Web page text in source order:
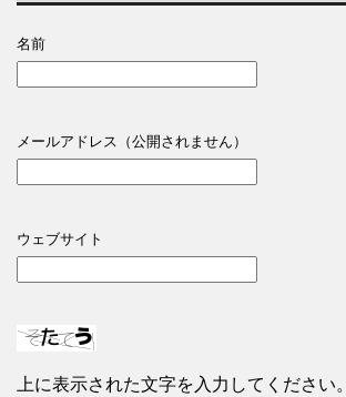
名前
メールアドレス（公開されません）
ウェブサイト
上に表示された文字を入力してください。